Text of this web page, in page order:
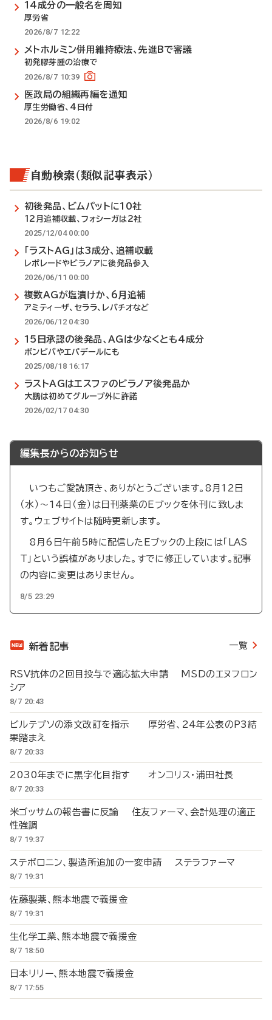
14成分の一般名を周知
厚労省
2026/8/7 12:22
メトホルミン併用維持療法、先進Bで審議
初発膠芽腫の治療で
2026/8/7 10:39
医政局の組織再編を通知
厚生労働省、4日付
2026/8/6 19:02
自動検索（類似記事表示）
初後発品、ビムパットに10社
12月追補収載、フォシーガは2社
2025/12/04 00:00
「ラストAG」は3成分、追補収載
レボレードやビラノアに後発品参入
2026/06/11 00:00
複数AGが塩漬けか、6月追補
アミティーザ、セララ、レバチオなど
2026/06/12 04:30
15日承認の後発品、AGは少なくとも4成分
ボンビバやエパデールにも
2025/08/18 16:17
ラストAGはエスファのビラノア後発品か
大鵬は初めてグループ外に許諾
2026/02/17 04:30
編集長からのお知らせ
いつもご愛読頂き、ありがとうございます。8月12日
（水）～14日（金）は日刊薬業のEブックを休刊に致しま
す。ウェブサイトは随時更新します。
8月6日午前5時に配信したEブックの上段には「LAS
T」という誤植がありました。すでに修正しています。記事
の内容に変更はありません。
8/5 23:29
新着記事 一覧
RSV抗体の2回目投与で適応拡大申請 MSDのエヌフロン
シア
8/7 20:43
ビルテプソの添文改訂を指示 厚労省、24年公表のP3結
果踏まえ
8/7 20:33
2030年までに黒字化目指す オンコリス・浦田社長
8/7 20:33
米ゴッサムの報告書に反論 住友ファーマ、会計処理の適正
性強調
8/7 19:37
ステボロニン、製造所追加の一変申請 ステラファーマ
8/7 19:31
佐藤製薬、熊本地震で義援金
8/7 19:31
生化学工業、熊本地震で義援金
8/7 18:50
日本リリー、熊本地震で義援金
8/7 17:55